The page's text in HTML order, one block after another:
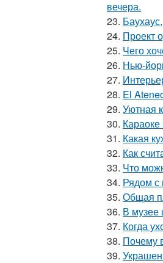
вечера.
23.
24. Проект
25. Чего
26. Нью-
27.
28. El
29. Уютная
30.
31. Какая
32. Как
33. Что
34. Рядом с
35. Общая
36. В музее
37. Когда
38. Почему
39.